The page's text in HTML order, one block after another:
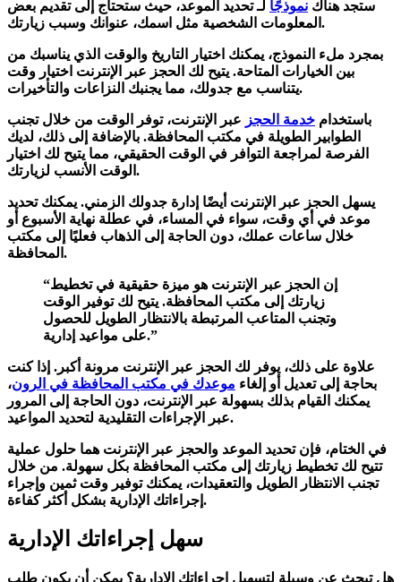
ستجد هناك نموذجًا لـتحديد الموعد، حيث ستحتاج إلى تقديم بعض
المعلومات الشخصية مثل اسمك، عنوانك وسبب زيارتك.
بمجرد ملء النموذج، يمكنك اختيار التاريخ والوقت الذي يناسبك من
بين الخيارات المتاحة. يتيح لك الحجز عبر الإنترنت اختيار وقت
يتناسب مع جدولك، مما يجنبك النزاعات والتأخيرات.
باستخدام خدمة الحجز عبر الإنترنت، توفر الوقت من خلال تجنب
الطوابير الطويلة في مكتب المحافظة. بالإضافة إلى ذلك، لديك
الفرصة لمراجعة التوافر في الوقت الحقيقي، مما يتيح لك اختيار
الوقت الأنسب لزيارتك.
يسهل الحجز عبر الإنترنت أيضًا إدارة جدولك الزمني. يمكنك تحديد
موعد في أي وقت، سواء في المساء، في عطلة نهاية الأسبوع أو
خلال ساعات عملك، دون الحاجة إلى الذهاب فعليًا إلى مكتب
المحافظة.
“إن الحجز عبر الإنترنت هو ميزة حقيقية في تخطيط
زيارتك إلى مكتب المحافظة. يتيح لك توفير الوقت
وتجنب المتاعب المرتبطة بالانتظار الطويل للحصول
على مواعيد إدارية.”
علاوة على ذلك، يوفر لك الحجز عبر الإنترنت مرونة أكبر. إذا كنت
بحاجة إلى تعديل أو إلغاء موعدك في مكتب المحافظة في الرون،
يمكنك القيام بذلك بسهولة عبر الإنترنت، دون الحاجة إلى المرور
عبر الإجراءات التقليدية لتحديد المواعيد.
في الختام، فإن تحديد الموعد والحجز عبر الإنترنت هما حلول عملية
تتيح لك تخطيط زيارتك إلى مكتب المحافظة بكل سهولة. من خلال
تجنب الانتظار الطويل والتعقيدات، يمكنك توفير وقت ثمين وإجراء
إجراءاتك الإدارية بشكل أكثر كفاءة.
سهل إجراءاتك الإدارية
هل تبحث عن وسيلة لتسهيل إجراءاتك الإدارية؟ يمكن أن يكون طلب